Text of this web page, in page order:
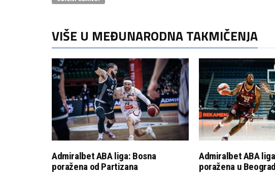
VIŠE U MEĐUNARODNA TAKMIČENJA
Admiralbet ABA liga: Bosna
poražena od Partizana
Admiralbet ABA
poražena u